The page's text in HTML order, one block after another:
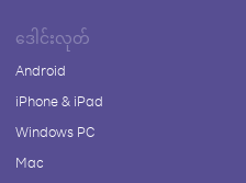
ဒေါင်းလုတ်
Android
iPhone & iPad
Windows PC
Mac